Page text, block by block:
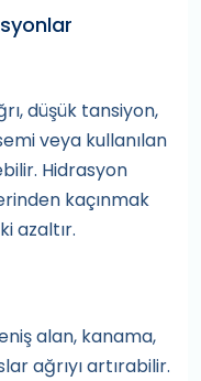
düşük tansiyon,
veya kullanılan
Hidrasyon
kaçınmak
azaltır.
alan, kanama,
ağrıyı artırabilir.